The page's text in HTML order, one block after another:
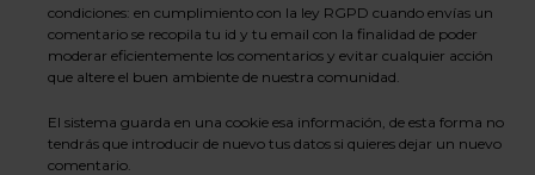
condiciones: en cumplimiento con la ley RGPD cuando envías un
comentario se recopila tu id y tu email con la finalidad de poder
moderar eficientemente los comentarios y evitar cualquier acción
que altere el buen ambiente de nuestra comunidad.
El sistema guarda en una cookie esa información, de esta forma no
tendrás que introducir de nuevo tus datos si quieres dejar un nuevo
comentario.